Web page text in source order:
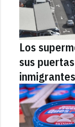
Los
sus
inmigrantes